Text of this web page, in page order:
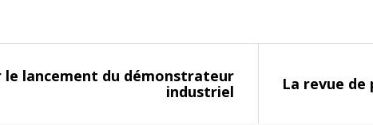
lancement du démonstrateur
industriel
La revue de